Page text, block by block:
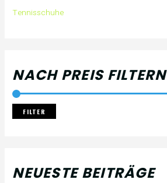
h
Tennisschuhe
NACH PREIS FILTERN
FILTER
NEUESTE BEITRÄGE